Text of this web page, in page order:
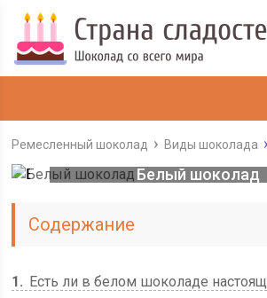
Ремесленный шоколад Виды шоколада
Белый шоколад
Содержание
1
Есть ли в белом шоколаде